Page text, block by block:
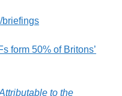
briefings
form 50% of Britons’
to the